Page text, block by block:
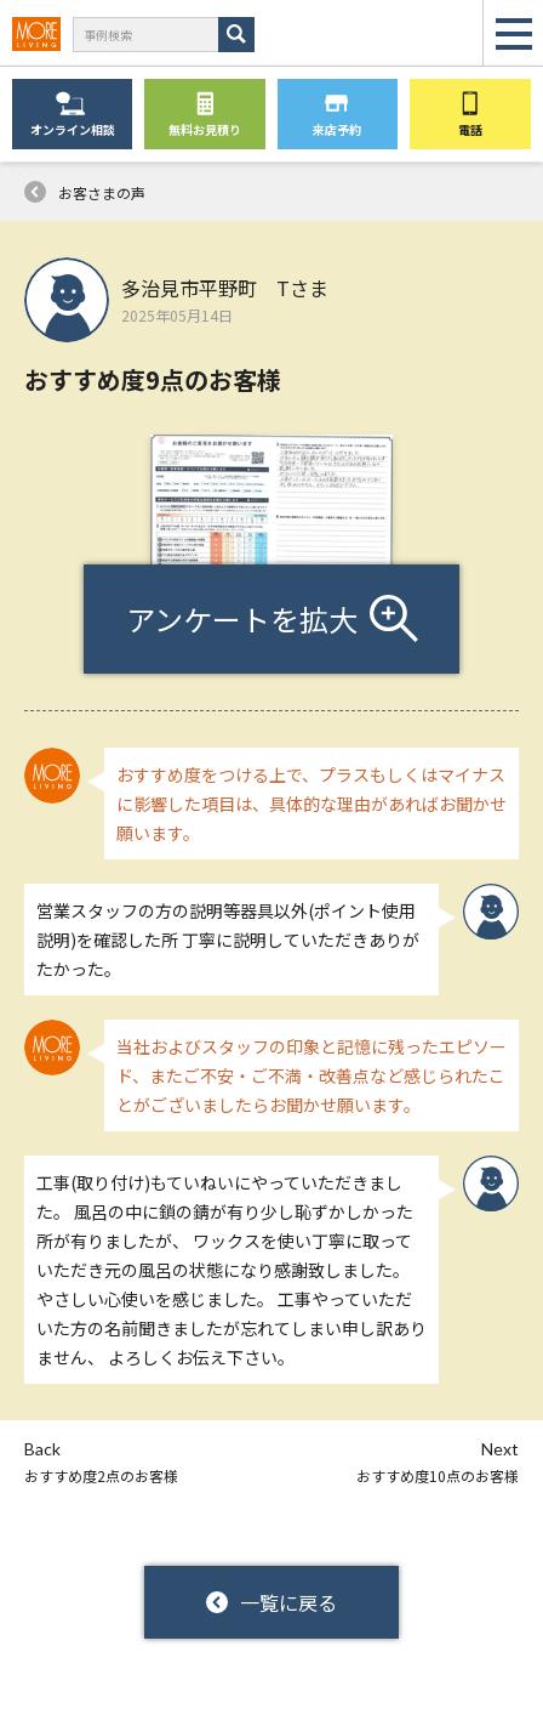
オンライン相談 無料お見積り 来店予約 電話
お客さまの声
多治見市平野町 Tさま
2025年05月14日
おすすめ度9点のお客様
アンケートを拡大
おすすめ度をつける上で、プラスもしくはマイナス
に影響した項目は、具体的な理由があればお聞かせ
願います。
営業スタッフの方の説明等器具以外(ポイント使用
説明)を確認した所 丁寧に説明していただきありが
たかった。
当社およびスタッフの印象と記憶に残ったエピソー
ド、またご不安・ご不満・改善点など感じられたこ
とがございましたらお聞かせ願います。
工事(取り付け)もていねいにやっていただきまし
た。 風呂の中に鎖の錆が有り少し恥ずかしかった
所が有りましたが、 ワックスを使い丁寧に取って
いただき元の風呂の状態になり感謝致しました。
やさしい心使いを感じました。 工事やっていただ
いた方の名前聞きましたが忘れてしまい申し訳あり
ません、 よろしくお伝え下さい。
Back
おすすめ度2点のお客様
一覧に戻る
Next
おすすめ度10点のお客様